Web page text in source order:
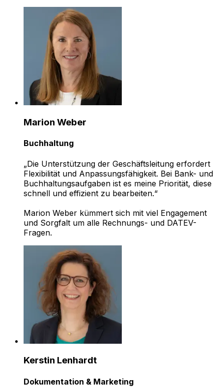
Marion Weber
Buchhaltung
„Die Unterstützung der Geschäftsleitung erfordert
Flexibilität und Anpassungsfähigkeit. Bei Bank- und
Buchhaltungsaufgaben ist es meine Priorität, diese
schnell und effizient zu bearbeiten.“
Marion Weber kümmert sich mit viel Engagement
und Sorgfalt um alle Rechnungs- und DATEV-
Fragen.
Kerstin Lenhardt
Dokumentation & Marketing